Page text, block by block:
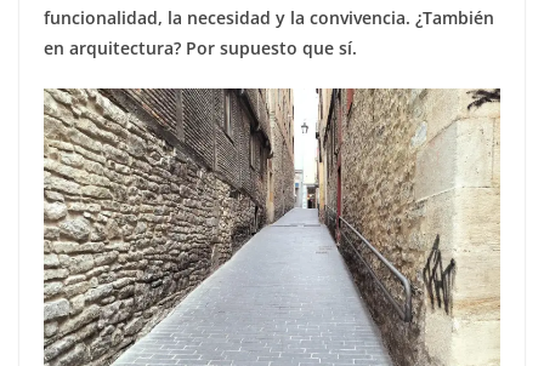
funcionalidad, la necesidad y la convivencia. ¿También
en arquitectura? Por supuesto que sí.